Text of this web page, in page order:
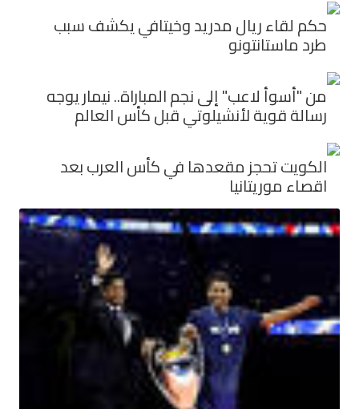
حكم لقاء ريال مدريد وخيتافي يكشف سبب
طرد ماستانتونو
من "أسوأ لاعب" إلى نجم المباراة.. نيمار يوجه
رسالة قوية لأنشيلوتي قبل كأس العالم
الكويت تحجز مقعدها في كأس العرب بعد
اقصاء موريتانيا